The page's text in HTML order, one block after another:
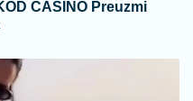
CASINO Preuzmi